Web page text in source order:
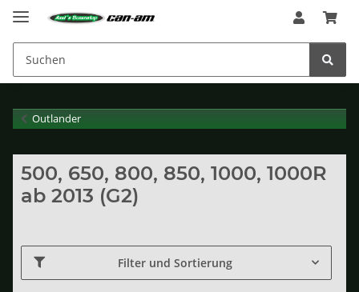
Outlander
500, 650, 800, 850, 1000, 1000R
ab 2013 (G2)
Filter und Sortierung